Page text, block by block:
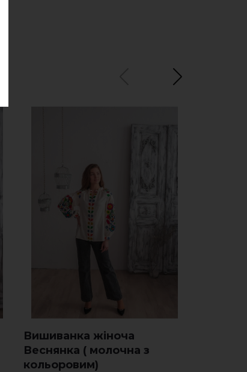
Вишиванка жіноча
Веснянка ( молочна з
кольоровим)